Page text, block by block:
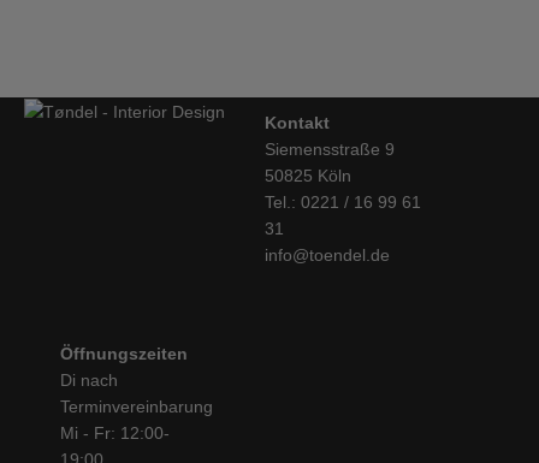
Kontakt
Siemensstraße 9
50825 Köln
Tel.: 0221 / 16 99 61
31
info@toendel.de
Öffnungszeiten
Di nach
Terminvereinbarung
Mi - Fr: 12:00-